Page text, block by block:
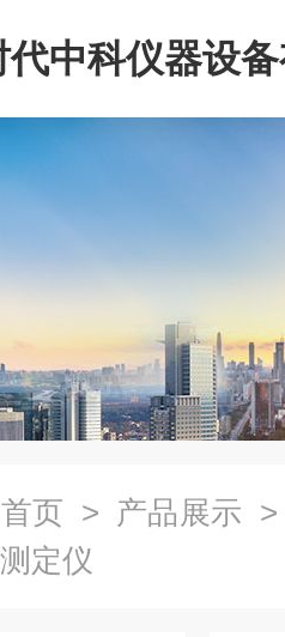
代中科仪器设
首页 > 产品展示
定仪